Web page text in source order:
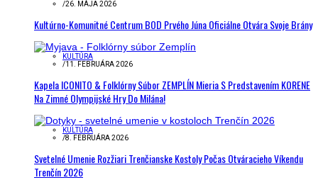
/26. MÁJA 2026
Kultúrno-Komunitné Centrum BOD Prvého Júna Oficiálne Otvára Svoje Brány
KULTÚRA
/11. FEBRUÁRA 2026
Kapela ICONITO & Folklórny Súbor ZEMPLÍN Mieria S Predstavením KORENE
Na Zimné Olympijské Hry Do Milána!
KULTÚRA
/8. FEBRUÁRA 2026
Svetelné Umenie Rozžiari Trenčianske Kostoly Počas Otváracieho Víkendu
Trenčín 2026